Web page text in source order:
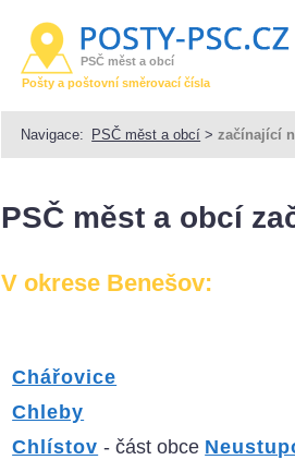
PSČ měst a obcí
Pošty a poštovní směrovací čísla
Navigace: PSČ měst a obcí >začínající
PSČ měst a obcí
V okrese Benešov:
Chářovice
Chleby
Chlístov - část obce